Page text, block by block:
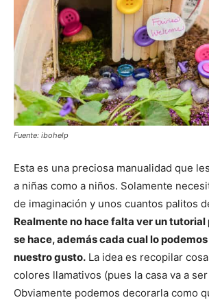
Fuente: ibohelp
Esta es una preciosa manualidad que
a niñas como a niños. Solamente
de imaginación y unos cuantos palitos
Realmente no hace falta ver un tutorial
se hace, además cada cual lo
nuestro gusto. La idea es recopilar
colores llamativos (pues la casa va a
Obviamente podemos decorarla como